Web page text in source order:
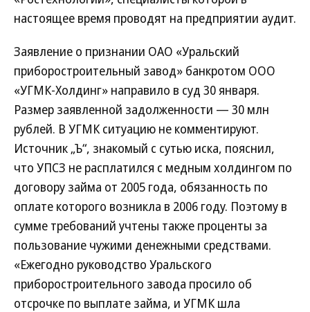
настоящее время проводят на предприятии аудит.
Заявление о признании ОАО «Уральский
приборостроительный завод» банкротом ООО
«УГМК-Холдинг» направило в суд 30 января.
Размер заявленной задолженности — 30 млн
рублей. В УГМК ситуацию не комментируют.
Источник „Ъ“, знакомый с сутью иска, пояснил,
что УПСЗ не расплатился с медным холдингом по
договору займа от 2005 года, обязанность по
оплате которого возникла в 2006 году. Поэтому в
сумме требований учтены также проценты за
пользование чужими денежными средствами.
«Ежегодно руководство Уральского
приборостроительного завода просило об
отсрочке по выплате займа, и УГМК шла